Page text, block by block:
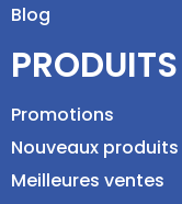
Blog
PRODUITS
Promotions
Nouveaux produits
Meilleures ventes